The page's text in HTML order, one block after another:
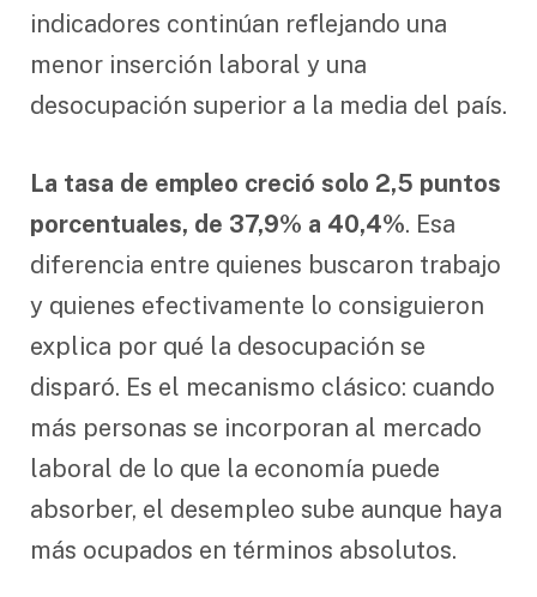
indicadores continúan reflejando una
menor inserción laboral y una
desocupación superior a la media del país.
La tasa de empleo creció solo 2,5 puntos
porcentuales, de 37,9% a 40,4%. Esa
diferencia entre quienes buscaron trabajo
y quienes efectivamente lo consiguieron
explica por qué la desocupación se
disparó. Es el mecanismo clásico: cuando
más personas se incorporan al mercado
laboral de lo que la economía puede
absorber, el desempleo sube aunque haya
más ocupados en términos absolutos.